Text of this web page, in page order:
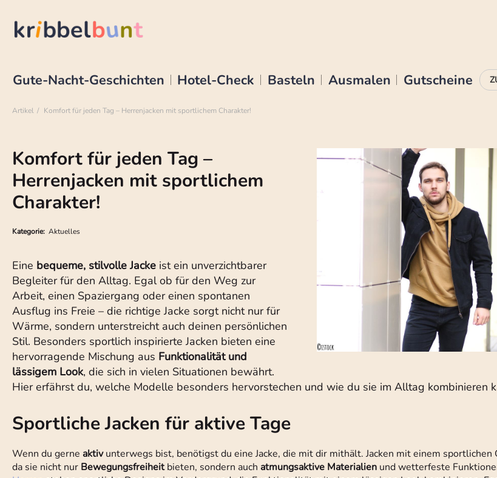
Gute-Nacht-Geschichten Hotel-Check Basteln Ausmalen Gutscheine
Artikel Komfort für jeden Tag – Herrenjacken mit sportlichem Charakter!
Komfort für jeden Tag –
Herrenjacken mit sportlichem
Charakter!
Kategorie: Aktuelles
Eine bequeme, stilvolle Jacke ist ein unverzichtbarer
Begleiter für den Alltag. Egal ob für den Weg zur
Arbeit, einen Spaziergang oder einen spontanen
Ausflug ins Freie – die richtige Jacke sorgt nicht nur für
Wärme, sondern unterstreicht auch deinen persönlichen
Stil. Besonders sportlich inspirierte Jacken bieten eine
hervorragende Mischung aus Funktionalität und
lässigem Look, die sich in vielen Situationen bewährt.
Hier erfährst du, welche Modelle besonders hervorstechen und wie du sie im Alltag kombinieren
Sportliche Jacken für aktive Tage
Wenn du gerne aktivunterwegs bist, benötigst du eine Jacke, die mit dir mithält. Jacken mit einem sportlichen
da sie nicht nur Bewegungsfreiheitbieten, sondern auch atmungsaktive Materialien und wetterfeste